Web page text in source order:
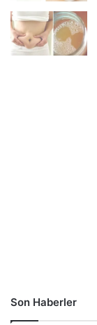
Son Haberler